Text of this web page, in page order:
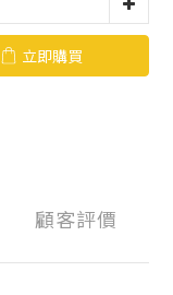
立即購買
顧客評價